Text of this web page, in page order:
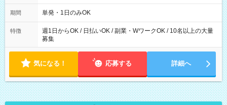
～21：00
期間 単発・1日のみOK
特徴
週1日からOK / 日払いOK / 副業・WワークOK / 10名以上の大量
募集
気になる！ 応募する 詳細へ